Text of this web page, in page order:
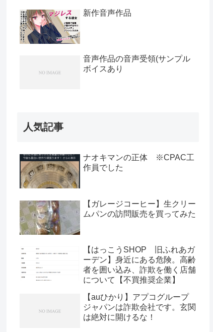
新作音声作品
音声作品の音声受領(サンプル
ボイスあり
人気記事
ナオキマンの正体 ※CPAC工
作員でした
【ガレージコーヒー】生クリー
ムパンの訪問販売を買ってみた
【はっこうSHOP 旧ふれあガ
ーデン】身近にある危険。高齢
者を囲い込み、詐欺を働く店舗
について【不買推奨企業】
【auひかり】アプコグループ
ジャパンは詐欺会社です。玄関
は絶対に開けるな！